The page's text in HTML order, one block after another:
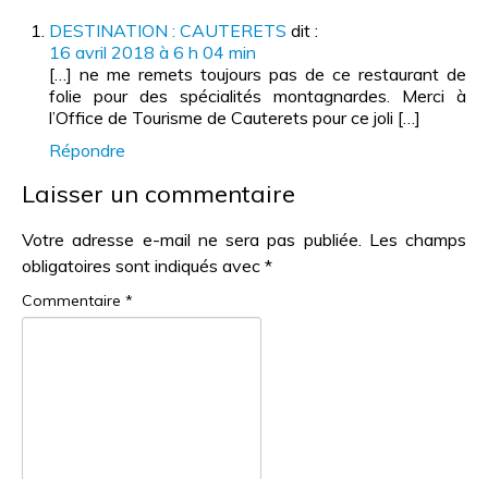
DESTINATION : CAUTERETS dit :
16 avril 2018 à 6 h 04 min
[…] ne me remets toujours pas de ce restaurant de
folie pour des spécialités montagnardes. Merci à
l’Office de Tourisme de Cauterets pour ce joli […]
Répondre
Laisser un commentaire
Votre adresse e-mail ne sera pas publiée. Les champs
obligatoires sont indiqués avec *
Commentaire *